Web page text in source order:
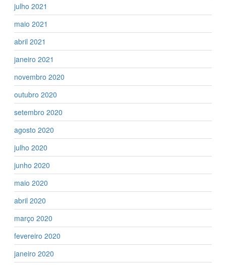
julho 2021
maio 2021
abril 2021
janeiro 2021
novembro 2020
outubro 2020
setembro 2020
agosto 2020
julho 2020
junho 2020
maio 2020
abril 2020
março 2020
fevereiro 2020
janeiro 2020